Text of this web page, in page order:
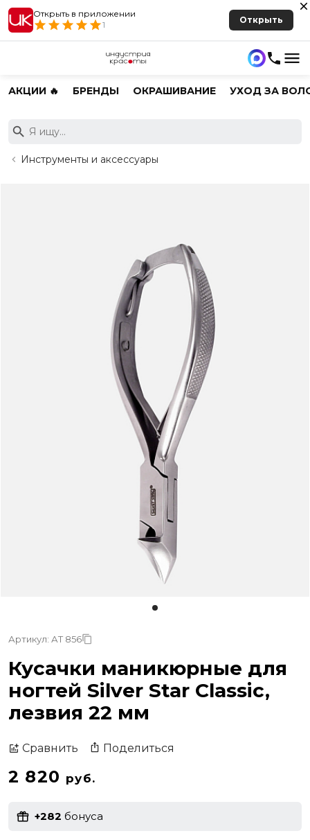
Открыть в приложении
1
Открыть
АКЦИИ 🔥 БРЕНДЫ ОКРАШИВАНИЕ УХОД ЗА
Инструменты и аксессуары
Артикул: АТ 856
Кусачки маникюрные для
ногтей Silver Star Classic,
лезвия 22 мм
Сравнить Поделиться
2 820 руб.
+282 бонуса